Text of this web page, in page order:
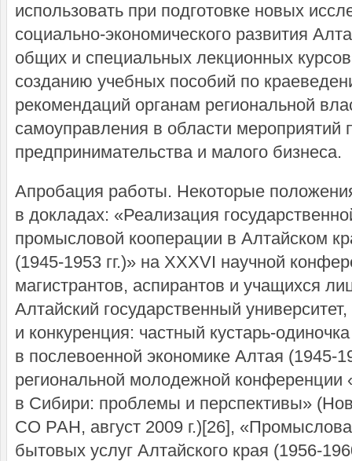
использовать при подготовке новых
социально-экономического развития
общих и специальных лекционных
созданию учебных пособий по
рекомендаций органам региональной
самоуправления в области мероприятий
предпринимательства и малого бизнеса.
Апробация работы. Некоторые
в докладах: «Реализация
промысловой кооперации в Алтайском
(1945-1953 гг.)» на XXXVI научной
магистрантов, аспирантов и учащихся
Алтайский государственный
и конкуренция: частный кустарь-
в послевоенной экономике Алтая (1945-
региональной молодежной конференции
в Сибири: проблемы и перспективы»
СО РАН, август 2009 г.)[26],
бытовых услуг Алтайского края (1956-